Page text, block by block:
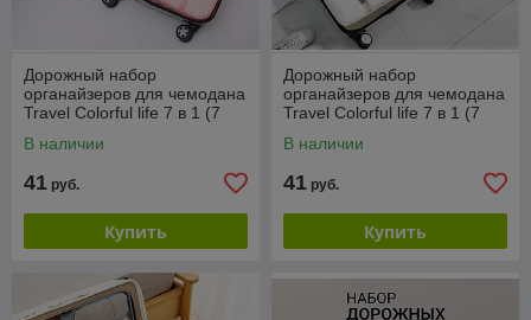
Дорожный набор
органайзеров для чемодана
Travel Colorful life 7 в 1 (7
размеров), Розовый
В наличии
41 руб.
Купить
Дорожный набор
органайзеров для чемодана
Travel Colorful life 7 в 1 (7
размеров), Песочный
В наличии
41 руб.
Купить